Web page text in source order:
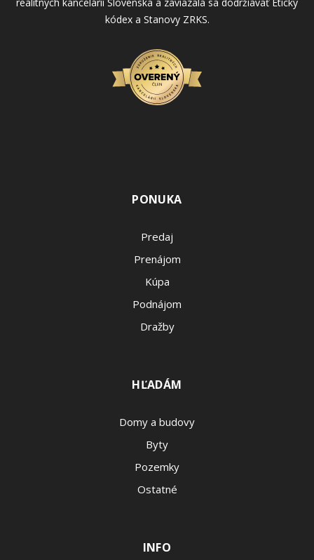
kódex a Stanovy ZRKS.
PONUKA
Predaj
Prenájom
Kúpa
Podnájom
Dražby
HĽADÁM
Domy a budovy
Byty
Pozemky
Ostatné
INFO